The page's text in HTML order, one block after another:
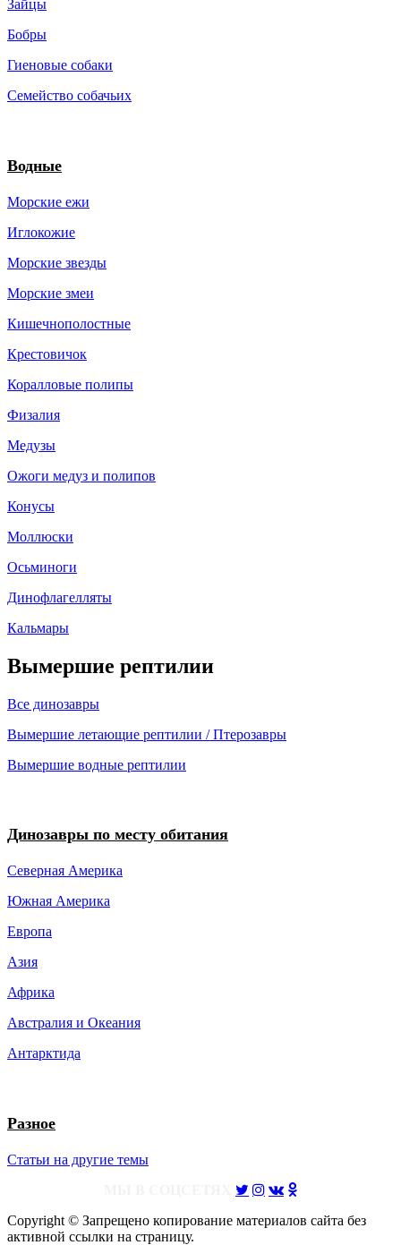
Зайцы
Бобры
Гиеновые собаки
Семейство собачьих
Водные
Морские ежи
Иглокожие
Морские звезды
Морские змеи
Кишечнополостные
Крестовичок
Коралловые полипы
Физалия
Медузы
Ожоги медуз и полипов
Конусы
Моллюски
Осьминоги
Динофлагелляты
Кальмары
Вымершие рептилии
Все динозавры
Вымершие летающие рептилии / Птерозавры
Вымершие водные рептилии
Динозавры по месту обитания
Северная Америка
Южная Америка
Европа
Азия
Африка
Австралия и Океания
Антарктида
Разное
Статьи на другие темы
Copyright © Запрещено копирование материалов сайта без
активной ссылки на страницу.